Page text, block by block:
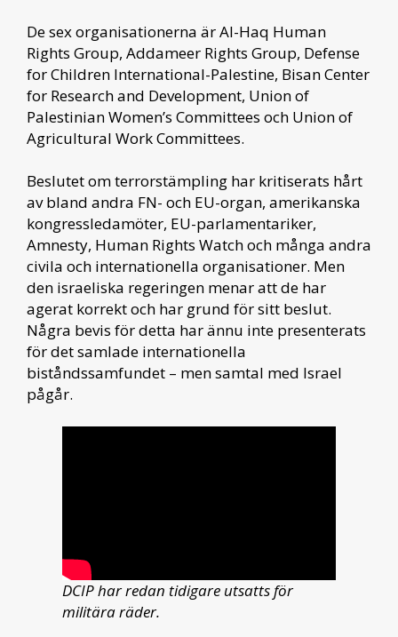
De sex organisationerna är Al-Haq Human
Rights Group, Addameer Rights Group, Defense
for Children International-Palestine, Bisan Center
for Research and Development, Union of
Palestinian Women’s Committees och Union of
Agricultural Work Committees.
Beslutet om terrorstämpling har kritiserats hårt
av bland andra FN- och EU-organ, amerikanska
kongressledamöter, EU-parlamentariker,
Amnesty, Human Rights Watch och många andra
civila och internationella organisationer. Men
den israeliska regeringen menar att de har
agerat korrekt och har grund för sitt beslut.
Några bevis för detta har ännu inte presenterats
för det samlade internationella
biståndssamfundet – men samtal med Israel
pågår.
DCIP har redan tidigare utsatts för
militära räder.